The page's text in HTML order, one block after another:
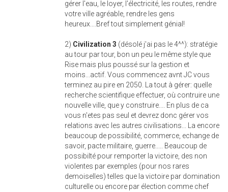
gérer l'eau, le loyer, l'électricité, les routes, rendre
votre ville agréable, rendre les gens
heureux....Bref tout simplement génial!
2) Civilization 3 (désolé j'ai pas le 4^^): stratégie
au tour par tour, bon un peu le même style que
Rise mais plus poussé sur la gestion et
moins...actif. Vous commencez avnt JC vous
terminez au pire en 2050. La tout à gérer: quelle
recherche scientifique effectuer, où contruire une
nouvelle ville, que y construire.... En plus de ca
vous n'etes pas seul et devrez donc gérer vos
relations avec les autres civilisations... La encore
beaucoup de possibilité, commerce, echange de
savoir, pacte militaire, guerre..... Beaucoup de
possibilté pour remporter la victoire, des non
violentes par exemples (pour nos rares
demoiselles) telles que la victoire par domination
culturelle ou encore par élection comme chef